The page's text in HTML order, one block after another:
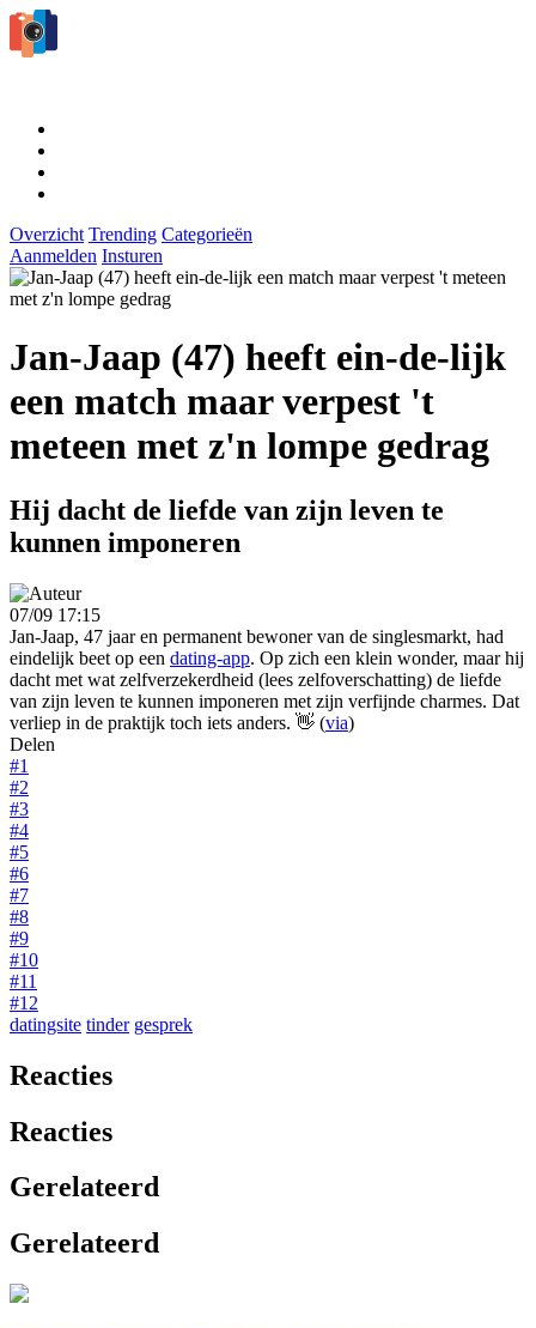
Overzicht Trending Categorieën
Aanmelden Insturen
Jan-Jaap (47) heeft ein-de-lijk
een match maar verpest 't
meteen met z'n lompe gedrag
Hij dacht de liefde van zijn leven te
kunnen imponeren
07/09 17:15
Jan-Jaap, 47 jaar en permanent bewoner van de singlesmarkt, had
eindelijk beet op een dating-app. Op zich een klein wonder, maar hij
dacht met wat zelfverzekerdheid (lees zelfoverschatting) de liefde
van zijn leven te kunnen imponeren met zijn verfijnde charmes. Dat
verliep in de praktijk toch iets anders. 👋 (via)
Delen
#1
#2
#3
#4
#5
#6
#7
#8
#9
#10
#11
#12
datingsite tinder gesprek
Reacties
Reacties
Gerelateerd
Gerelateerd